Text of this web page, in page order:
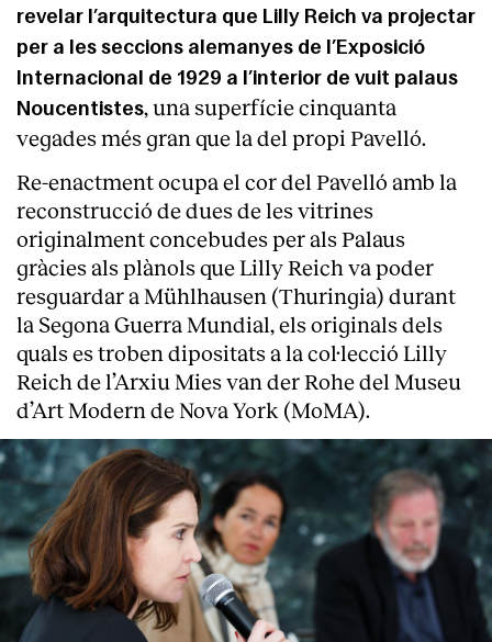
revelar l’arquitectura que Lilly Reich va projectar
per a les seccions alemanyes de l’Exposició
Internacional de 1929 a l’interior de vuit palaus
Noucentistes, una superfície cinquanta
vegades més gran que la del propi Pavelló.
Re-enactment ocupa el cor del Pavelló amb la
reconstrucció de dues de les vitrines
originalment concebudes per als Palaus
gràcies als plànols que Lilly Reich va poder
resguardar a Mühlhausen (Thuringia) durant
la Segona Guerra Mundial, els originals dels
quals es troben dipositats a la col·lecció Lilly
Reich de l’Arxiu Mies van der Rohe del Museu
d’Art Modern de Nova York (MoMA).